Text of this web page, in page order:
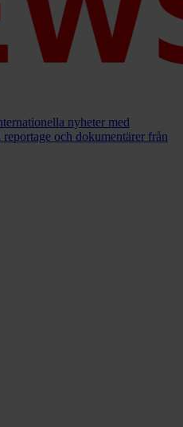
nyheter med
och dokumentärer från